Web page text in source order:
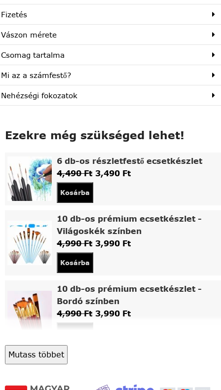
Fizetés
Vászon mérete
Csomag tartalma
Mi az a számfestő?
Nehézségi fokozatok
Ezekre még szükséged lehet!
6 db-os részletfestő ecsetkészlet
4,490Ft 3,490 Ft
Kosárba
10 db-os prémium ecsetkészlet -
Világoskék színben
4,990Ft 3,990 Ft
Kosárba
10 db-os prémium ecsetkészlet -
Bordó színben
4,990Ft 3,990 Ft
Asztali fa festőállvány
Mutass többet